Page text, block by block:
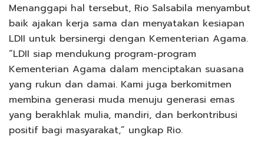
Menanggapi hal tersebut, Rio Salsabila menyambut
baik ajakan kerja sama dan menyatakan kesiapan
LDII untuk bersinergi dengan Kementerian Agama.
“LDII siap mendukung program-program
Kementerian Agama dalam menciptakan suasana
yang rukun dan damai. Kami juga berkomitmen
membina generasi muda menuju generasi emas
yang berakhlak mulia, mandiri, dan berkontribusi
positif bagi masyarakat,” ungkap Rio.